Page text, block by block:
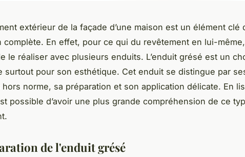
extérieur de la façade d’une maison est un élément clé
complète. En effet, pour ce qui du revêtement en lui-
le réaliser avec plusieurs enduits. L’enduit grésé est un
surtout pour son esthétique. Cet enduit se distingue par
hors norme, sa préparation et son application délicate. En
possible d’avoir une plus grande compréhension de ce
de l'enduit grésé